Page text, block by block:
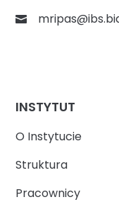
INSTYTUT
O Instytucie
Struktura
Pracownicy